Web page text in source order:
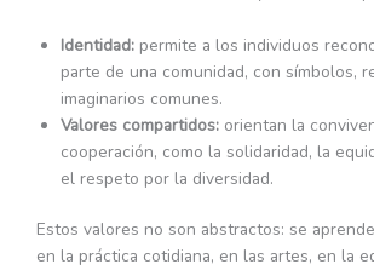
Identidad: permite a los individuos
parte de una comunidad, con símbolos,
imaginarios comunes.
Valores compartidos: orientan la
cooperación, como la solidaridad, la
el respeto por la diversidad.
Estos valores no son abstractos: se
en la práctica cotidiana, en las artes, en la